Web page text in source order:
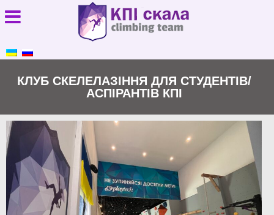
КЛУБ СКЕЛЕЛАЗІННЯ ДЛЯ СТУДЕНТІВ/
АСПІРАНТІВ КПІ